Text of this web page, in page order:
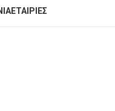
ΕΤΑΙΡΙΕΣ